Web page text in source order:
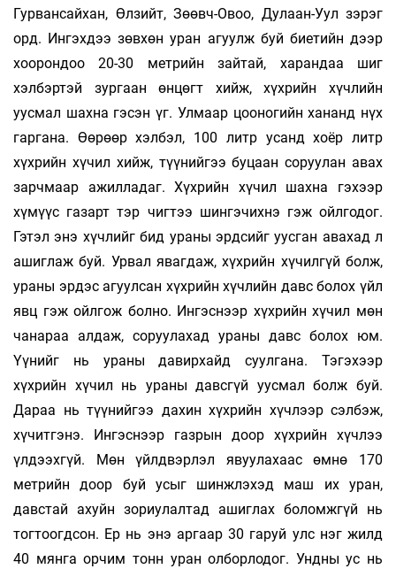
Гурвансайхан, Өлзийт, Зөөвч-Овоо, Дулаан-Уул зэрэг
орд. Ингэхдээ зөвхөн уран агуулж буй биетийн дээр
хоорондоо 20-30 метрийн зайтай, харандаа шиг
хэлбэртэй зургаан өнцөгт хийж, хүхрийн хүчлийн
уусмал шахна гэсэн үг. Улмаар цооногийн хананд нүх
гаргана. Өөрөөр хэлбэл, 100 литр усанд хоёр литр
хүхрийн хүчил хийж, түүнийгээ буцаан соруулан авах
зарчмаар ажилладаг. Хүхрийн хүчил шахна гэхээр
хүмүүс газарт тэр чигтээ шингэчихнэ гэж ойлгодог.
Гэтэл энэ хүчлийг бид ураны эрдсийг уусган авахад л
ашиглаж буй. Урвал явагдаж, хүхрийн хүчилгүй болж,
ураны эрдэс агуулсан хүхрийн хүчлийн давс болох үйл
явц гэж ойлгож болно. Ингэснээр хүхрийн хүчил мөн
чанараа алдаж, соруулахад ураны давс болох юм.
Үүнийг нь ураны давирхайд суулгана. Тэгэхээр
хүхрийн хүчил нь ураны давсгүй уусмал болж буй.
Дараа нь түүнийгээ дахин хүхрийн хүчлээр сэлбэж,
хүчитгэнэ. Ингэснээр газрын доор хүхрийн хүчлээ
үлдээхгүй. Мөн үйлдвэрлэл явуулахаас өмнө 170
метрийн доор буй усыг шинжлэхэд маш их уран,
давстай ахуйн зориулалтад ашиглах боломжгүй нь
тогтоогдсон. Ер нь энэ аргаар 30 гаруй улс нэг жилд
40 мянга орчим тонн уран ол­бор­лодог. Ундны ус нь